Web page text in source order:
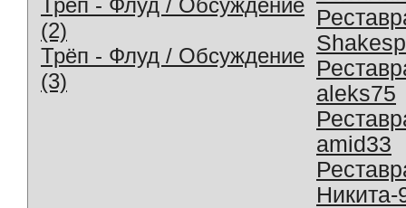
(2)
Трёп - Флуд / Обсуждение
(3)
aleks75
amid33
Никита-